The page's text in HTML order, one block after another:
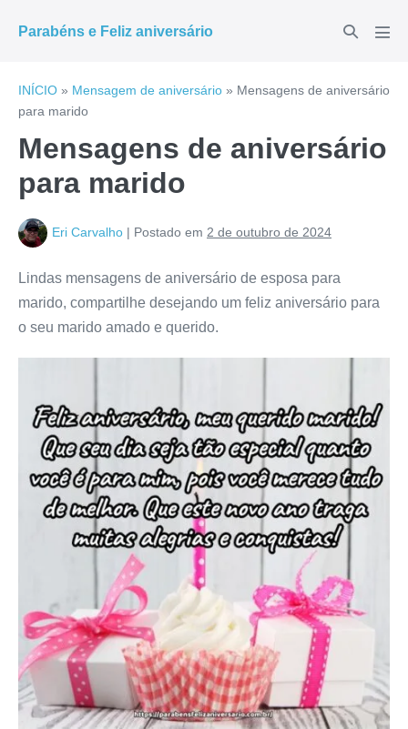
para
conteúdo
Parabéns e Feliz aniversário
Alternar
INÍCIO » Mensagem de aniversário » Mensagens de aniversário
para marido
Mensagens de aniversário
para marido
Eri Carvalho | Postado em 2 de outubro de 2024
Lindas mensagens de aniversário de esposa para
marido, compartilhe desejando um feliz aniversário para
o seu marido amado e querido.